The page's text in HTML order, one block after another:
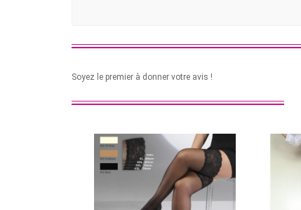
Soyez le premier à donner votre avis !